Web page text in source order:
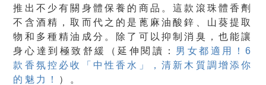
推出不少有關身體保養的商品。這款滾珠體香劑
不含酒精，取而代之的是蓖麻油酸鋅、山葵提取
物和多種精油成分。除了可以抑制消臭，也能讓
身心達到極致舒緩（延伸閱讀： 男女都適用！6
款香氛控必收「中性香水」，清新木質調增添你
的魅力！
）。